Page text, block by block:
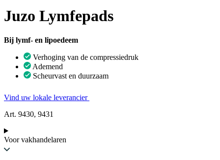
Juzo Lymfepads
Bij lymf- en lipoedeem
Verhoging van de compressiedruk
Ademend
Scheurvast en duurzaam
Vind uw lokale leverancier
Art. 9430, 9431
Voor vakhandelaren